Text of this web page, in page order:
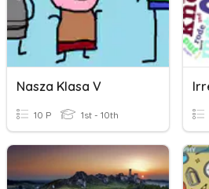
Nasza Klasa V
10 P 1st - 10th